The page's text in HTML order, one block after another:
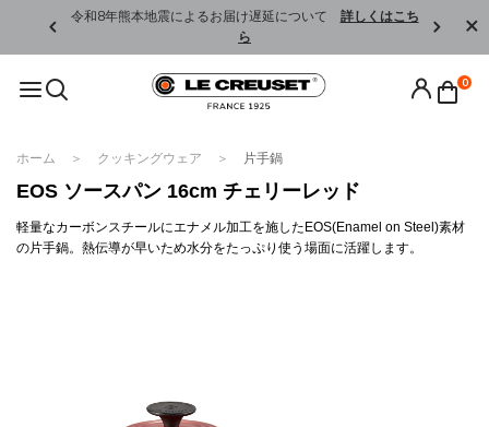
令和8年熊本地震によるお届け遅延について 詳しくはこち
ら
0
ホーム クッキングウェア 片手鍋
EOS ソースパン 16cm チェリーレッド
軽量なカーボンスチールにエナメル加工を施したEOS(Enamel on Steel)素材
の片手鍋。熱伝導が早いため水分をたっぷり使う場面に活躍します。